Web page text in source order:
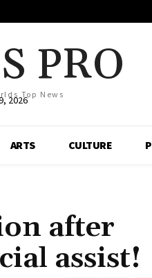
PRO
Top News
2026
ARTS CULTURE
after
assist!